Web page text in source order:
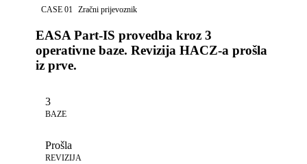
CASE 01 Zračni prijevoznik
EASA Part-IS provedba kroz 3
operativne baze. Revizija HACZ-a prošla
iz prve.
3
BAZE
Prošla
REVIZIJA